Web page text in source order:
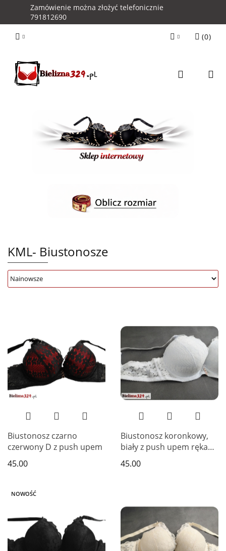
Zamówienie można złożyć telefonicznie
791812690
Zarejestruj się
(0)
KML- Biustonosze
Biustonosz czarno
czerwony D z push upem
45.00
Biustonosz koronkowy,
biały z push upem ręka
Adama
45.00
NOWOŚĆ